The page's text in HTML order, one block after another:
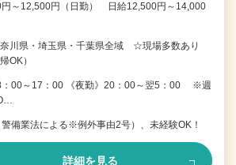
円～12,500円（日勤） 日給12,500円～14,000
川県・埼玉県・千葉県全域 ☆現場多数あり
OK）
：00～17：00 《夜勤》20：00～翌5：00 ※週
備業法による※例外事由2号）、未経験OK！
詳細を見る